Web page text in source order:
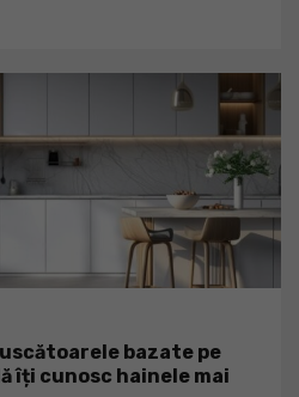
bazate pe
îți cunosc hainele mai